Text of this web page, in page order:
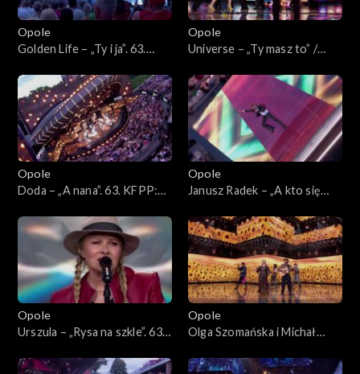
Opole
Golden Life – „Ty i ja”. 63.
„Autobiografia. Jubileusz
Bogdana Olewicza”
Opole
Universe – „Ty masz to” /
Koncert „Autobiografia.
Jubileusz Bogdana Olewicza”
Opole
Doda – „A nana”. 63. KFPP:
Jubileusz Bogdana Olewicza”
Opole
Janusz Radek – „A kto się
Koncert „Autobiografia.
Jubileusz Bogdana Olewicza”
Opole
Urszula – „Rysa na szkle”. 63.
„Autobiografia. Jubileusz
Opole
Olga Szomańska i Michał
63. KFPP: Koncert